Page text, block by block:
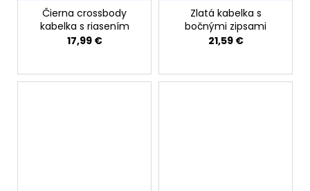
Čierna crossbody
kabelka s riasením
17,99 €
Zlatá kabelka s
bočnými zipsami
21,59 €